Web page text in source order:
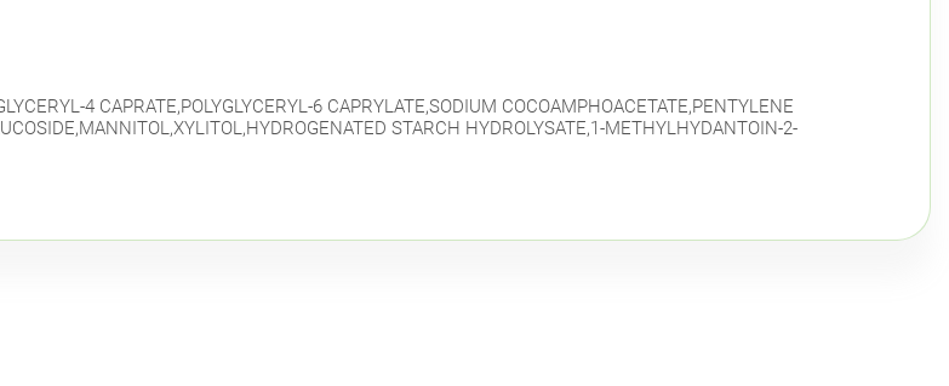
4 CAPRATE,POLYGLYCERYL-6 CAPRYLATE,SODIUM COCOAMPHOACETATE,PENTYLENE
STARCH HYDROLYSATE,1-METHYLHYDANTOIN-2-